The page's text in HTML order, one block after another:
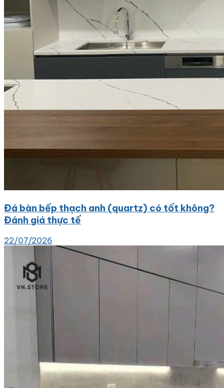
Đá bàn bếp thạch anh (quartz) có tốt không?
Đánh giá thực tế
22/07/2026